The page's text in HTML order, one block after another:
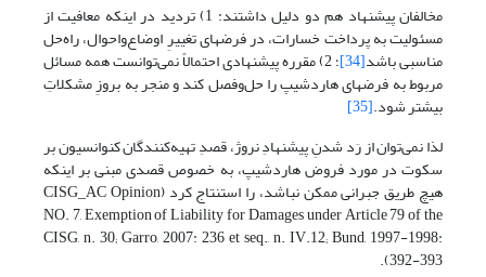
مخالفان پیشنهاد هم دو دلیل داشتند: 1) تردید در اینکه معافیت از
مسئولیت به پرداخت خسارات، در فرضهای تغییرِ اوضاع‌واحوال، راه‌حل
مناسبی باشد[34] ؛ 2) مقرره پیشنهادی احتمالاً نمی‌توانست همه مسائل
مربوط به فرضهای هاردشیپ را حل‌وفصل کند و منجر به بروزِ مشکلاتِ
بیشتر شود.[35]
لذا نمی‌توان از رَد شدنِ پیشنهادِ نروژ، قصدِ تهیه‌کنندگان کنوانسیون بر
سکوت در مورد فروض هاردشیپ، به خصوص قصدی مبنی بر اینکه
هیچ طریق جبرانی ممکن نباشد، را استنتاج کرد (CISG_AC Opinion
NO. 7, Exemption of Liability for Damages under Article 79 of the
CISG, n. 30; Garro, 2007: 236 et seq., n. IV.12; Bund, 1997-1998:
392-393).